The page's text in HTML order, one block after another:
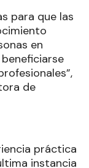
para que las
en
de
práctica
instancia